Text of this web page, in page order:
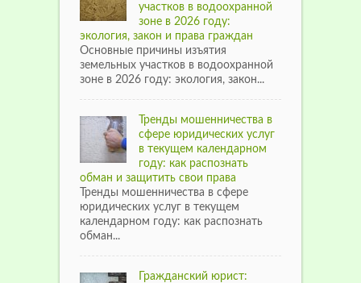
участков в водоохранной
зоне в 2026 году:
экология, закон и права граждан
Основные причины изъятия
земельных участков в водоохранной
зоне в 2026 году: экология, закон...
Тренды мошенничества в
сфере юридических услуг
в текущем календарном
году: как распознать
обман и защитить свои права
Тренды мошенничества в сфере
юридических услуг в текущем
календарном году: как распознать
обман...
Гражданский юрист: